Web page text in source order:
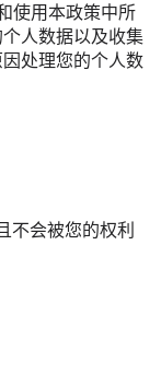
使用本政策中所
人数据以及收集
处理您的个人数
不会被您的权利